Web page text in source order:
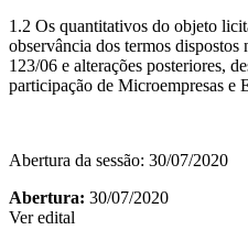
1.2 Os quantitativos do objeto
observância dos termos
123/06 e alterações posteriores,
participação de Microempresas e
Abertura da sessão: 30/07/2020
Abertura: 30/07/2020
Ver edital